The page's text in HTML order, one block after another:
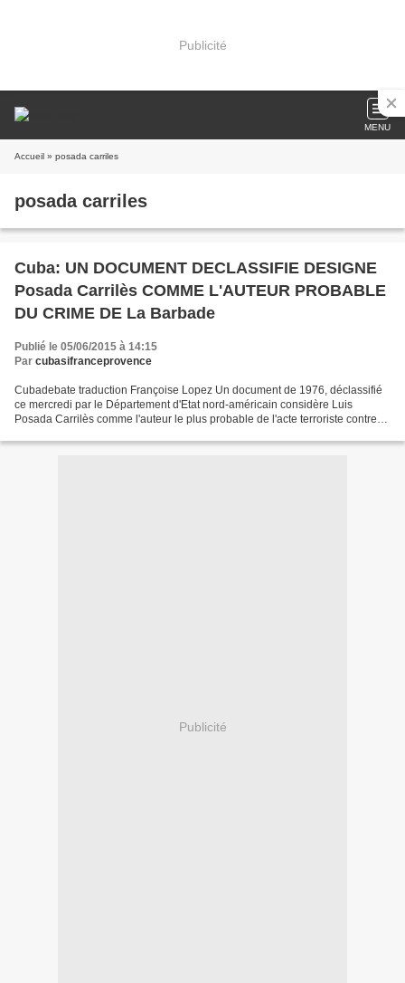
Publicité
MENU
Accueil » posada carriles
posada carriles
Cuba: UN DOCUMENT DECLASSIFIE DESIGNE
Posada Carrilès COMME L'AUTEUR PROBABLE
DU CRIME DE La Barbade
Publié le 05/06/2015 à 14:15
Par cubasifranceprovence
Cubadebate traduction Françoise Lopez Un document de 1976, déclassifié
ce mercredi par le Département d'Etat nord-américain considère Luis
Posada Carrilès comme l'auteur le plus probable de l'acte terroriste contre
Publicité